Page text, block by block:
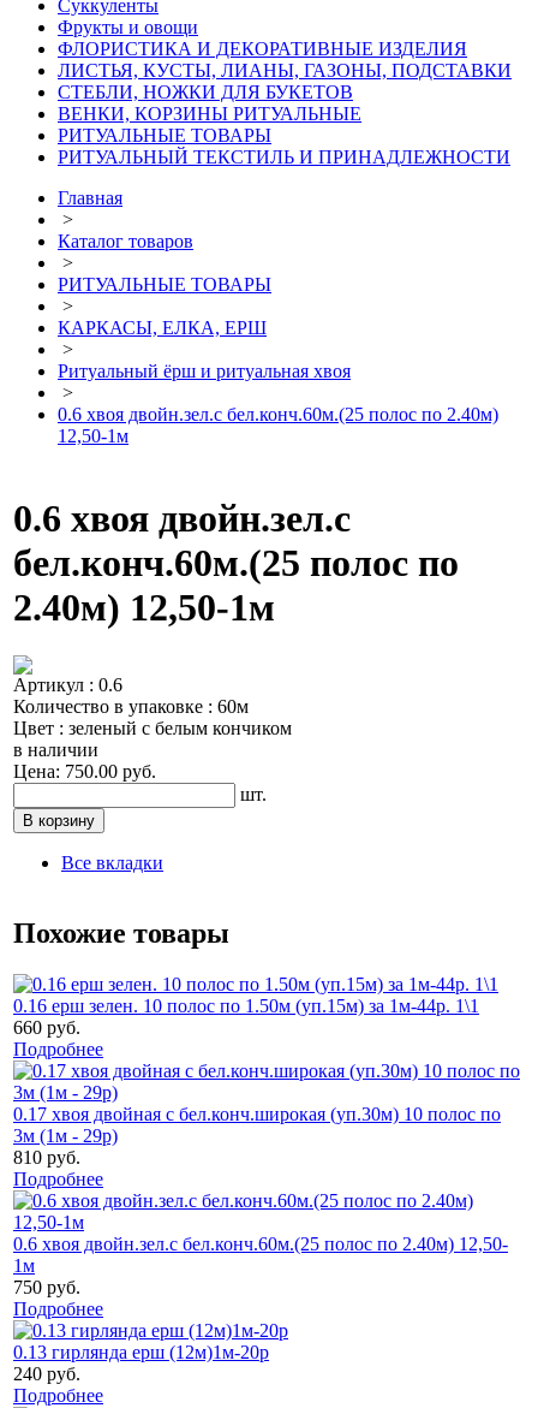
Суккуленты
Фрукты и овощи
ФЛОРИСТИКА И ДЕКОРАТИВНЫЕ ИЗДЕЛИЯ
ЛИСТЬЯ, КУСТЫ, ЛИАНЫ, ГАЗОНЫ, ПОДСТАВКИ
СТЕБЛИ, НОЖКИ ДЛЯ БУКЕТОВ
ВЕНКИ, КОРЗИНЫ РИТУАЛЬНЫЕ
РИТУАЛЬНЫЕ ТОВАРЫ
РИТУАЛЬНЫЙ ТЕКСТИЛЬ И ПРИНАДЛЕЖНОСТИ
Главная
>
Каталог товаров
>
РИТУАЛЬНЫЕ ТОВАРЫ
>
КАРКАСЫ, ЕЛКА, ЕРШ
>
Ритуальный ёрш и ритуальная хвоя
>
0.6 хвоя двойн.зел.с бел.конч.60м.(25 полос по 2.40м)
12,50-1м
0.6 хвоя двойн.зел.с
бел.конч.60м.(25 полос по
2.40м) 12,50-1м
Артикул : 0.6
Количество в упаковке : 60м
Цвет : зеленый с белым кончиком
в наличии
Цена: 750.00 руб.
шт.
Все вкладки
Похожие товары
0.16 ерш зелен. 10 полос по 1.50м (уп.15м) за 1м-44р. 1\1
660 руб.
Подробнее
0.17 хвоя двойная с бел.конч.широкая (уп.30м) 10 полос по
3м (1м - 29р)
810 руб.
Подробнее
0.6 хвоя двойн.зел.с бел.конч.60м.(25 полос по 2.40м) 12,50-
1м
750 руб.
Подробнее
0.13 гирлянда ерш (12м)1м-20р
240 руб.
Подробнее